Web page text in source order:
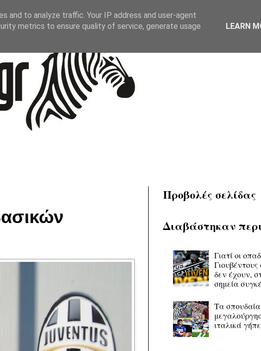
Προβολές σελίδας
Διαβάστηκαν
Γιατί οι
δεν έχουν,
σημεία
Τα
ιταλικά
and to analyze traffic. Your IP address and user-agent
metrics to ensure quality of service, generate usage
LEARN